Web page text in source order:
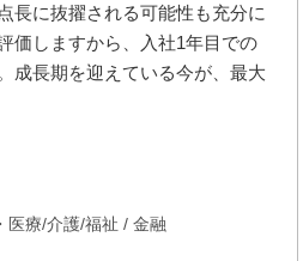
長に抜擢される可能性も充分に
価しますから、入社1年目での
成長期を迎えている今が、最大
医療/介護/福祉 /金融